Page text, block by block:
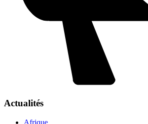
Actualités
Afrique